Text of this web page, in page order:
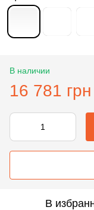
В наличии
16 781 грн
В